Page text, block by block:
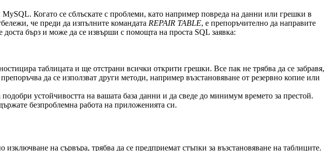
Когато се сблъскате с проблеми, като например повреда на данни или грешки в
че преди да изпълните командата REPAIR TABLE, е препоръчително да направите
доста бърз и може да се извърши с помощта на проста SQL заявка:
таблицата и ще отстрани всички открити грешки. Все пак не трябва да се забравя,
препоръчва да се използват други методи, например възстановяване от резервно копие или
устойчивостта на вашата база данни и да сведе до минимум времето за престой.
безпроблемна работа на приложенията си.
на сървъра, трябва да се предприемат стъпки за възстановяване на таблиците.